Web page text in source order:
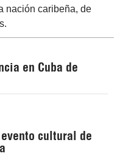
nación caribeña, de
en Cuba de
cultural de